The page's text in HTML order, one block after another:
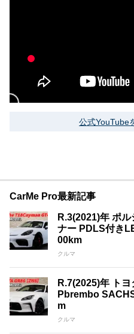
公式YouTube
CarMe Pro最新記事
R.3(2021)年 ポ
ナー PDLS付き
00km
クルマ
R.7(2025)年 ト
Pbrembo
m
クルマ